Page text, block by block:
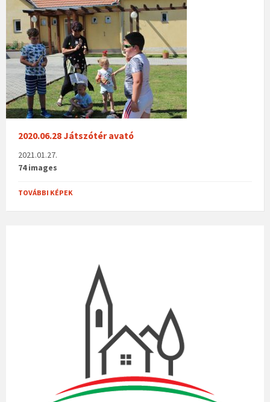
2020.06.28 Játszótér avató
2021.01.27.
74 images
TOVÁBBI KÉPEK